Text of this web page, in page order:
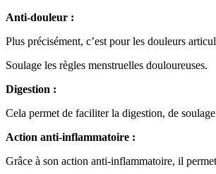
Anti-douleur :
Plus précisément, c’est pour les douleurs
Soulage les règles menstruelles douloureuses.
Digestion :
Cela permet de faciliter la digestion, de
Action anti-inflammatoire :
Grâce à son action anti-inflammatoire, il